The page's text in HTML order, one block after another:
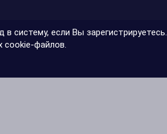
систему, если Вы зарегистрируетесь.
cookie-файлов.